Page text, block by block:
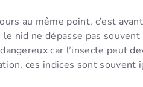
au même point, c’est
nid ne dépasse pas
car l’insecte peut
ces indices sont souvent